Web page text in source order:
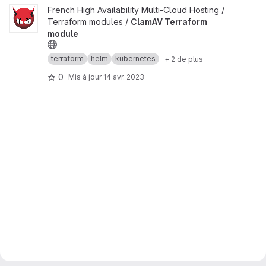
Afficher le projet ClamAV Terraform module
French High Availability Multi-Cloud Hosting /
Terraform modules / ClamAV Terraform
module
terraform helm kubernetes + 2 de plus
0 Mis à jour 14 avr. 2023